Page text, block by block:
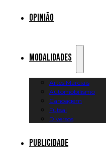
Opinião
Modalidades
Artes Marciais
Automobilismo
Canoagem
Futsal
Diversos
Publicidade